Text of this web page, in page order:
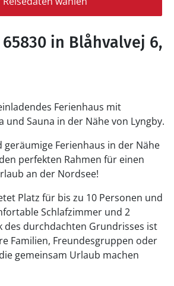
in Blåhvalvej 6,
Ferienhaus mit
und Sauna in der Nähe von Lyngby.
geräumige Ferienhaus in der Nähe
perfekten Rahmen für einen
an der Nordsee!
Platz für bis zu 10 Personen und
Schlafzimmer und 2
des durchdachten Grundrisses ist
Familien, Freundesgruppen oder
gemeinsam Urlaub machen